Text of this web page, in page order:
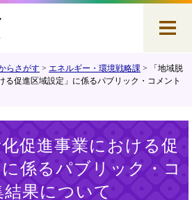
らさがす > エネルギー・環境戦略課 >
「地域脱
る促進区域設定」に係るパブリック・コメント
化促進事業における促
係るパブリック・コ
果について